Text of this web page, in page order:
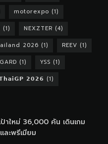
motorexpo (1)
(1) NEXZTER (4)
2026 (1) REEV (1)
(1) YSS (1)
𝟮𝟬𝟮𝟲 (1)
าใหม่ 36,000 คัน เดินเกม
ละพรีเมียม